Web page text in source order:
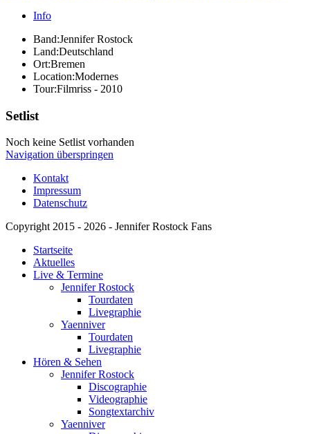
Info
Band:Jennifer Rostock
Land:Deutschland
Ort:Bremen
Location:Modernes
Tour:Filmriss - 2010
Setlist
Noch keine Setlist vorhanden
Navigation überspringen
Kontakt
Impressum
Datenschutz
Copyright 2015 - 2026 - Jennifer Rostock Fans
Startseite
Aktuelles
Live & Termine
Jennifer Rostock
Tourdaten
Livegraphie
Yaenniver
Tourdaten
Livegraphie
Hören & Sehen
Jennifer Rostock
Discographie
Videographie
Songtextarchiv
Yaenniver